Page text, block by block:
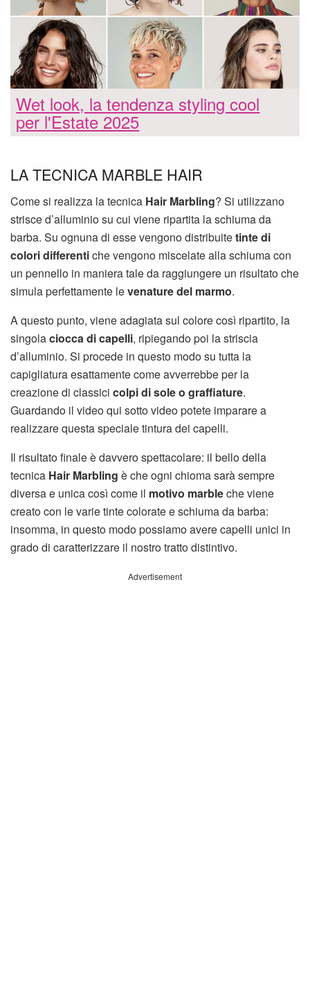
Wet look, la tendenza styling cool
per l'Estate 2025
LA TECNICA MARBLE HAIR
Come si realizza la tecnica Hair Marbling? Si utilizzano
strisce d’alluminio su cui viene ripartita la schiuma da
barba. Su ognuna di esse vengono distribuitetinte di
colori differentiche vengono miscelate alla schiuma con
un pennello in maniera tale da raggiungere un risultato che
simula perfettamente levenature del marmo.
A questo punto, viene adagiata sul colore così ripartito, la
singolaciocca di capelli, ripiegando poi la striscia
d’alluminio. Si procede in questo modo su tutta la
capigliatura esattamente come avverrebbe per la
creazione di classici colpi di sole o graffiature.
Guardando il video qui sotto video potete imparare a
realizzare questa speciale tintura dei capelli.
Il risultato finale è davvero spettacolare: il bello della
tecnica Hair Marbling è che ogni chioma sarà sempre
diversa e unica così come il motivo marbleche viene
creato con le varie tinte colorate e schiuma da barba:
insomma, in questo modo possiamo avere capelli unici in
grado di caratterizzare il nostro tratto distintivo.
Advertisement